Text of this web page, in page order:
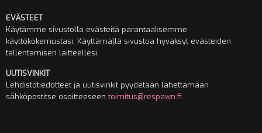
EVÄSTEET
Käytämme sivustolla evästeitä parantaaksemme
käyttökokemustasi. Käyttämällä sivustoa hyväksyt evästeiden
tallentamisen laitteellesi.
UUTISVINKIT
Lehdistötiedotteet ja uutisvinkit pyydetään lähettämään
sähköpostitse osoitteeseentoimitus@respawn.fi